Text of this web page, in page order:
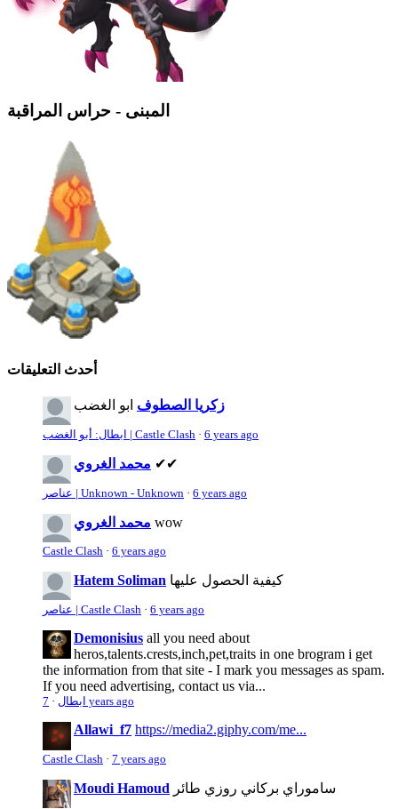
المبنى - حراس المراقبة
أحدث التعليقات
زكريا الصطوف ابو الغضب
ابطال: أبو الغضب | Castle Clash · 6 years ago
محمد الغروي ✔✔
عناصر | Unknown - Unknown · 6 years ago
محمد الغروي wow
Castle Clash · 6 years ago
Hatem Soliman كيفية الحصول عليها
عناصر | Castle Clash · 6 years ago
Demonisius all you need about
heros,talents.crests,inch,pet,traits in one brogram i get
the information from that site - I mark you messages as spam.
If you need advertising, contact us via...
ابطال · 7 years ago
Allawi_f7 https://media2.giphy.com/me...
Castle Clash · 7 years ago
Moudi Hamoud ساموراي بركاني روزي طائر